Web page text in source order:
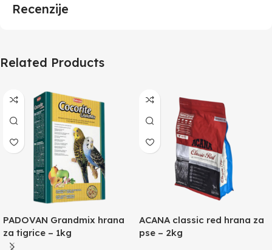
Recenzije
Related Products
PADOVAN Grandmix hrana
za tigrice – 1kg
ACANA classic red hrana za
pse – 2kg